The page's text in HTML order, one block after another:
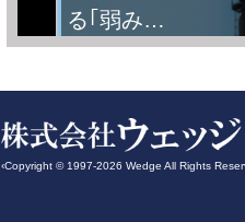
る｢弱み…
‹Copyright © 1997-2026 Wedge All Rights